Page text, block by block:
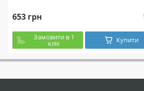
653 грн
Замовити в 1
клік Купити